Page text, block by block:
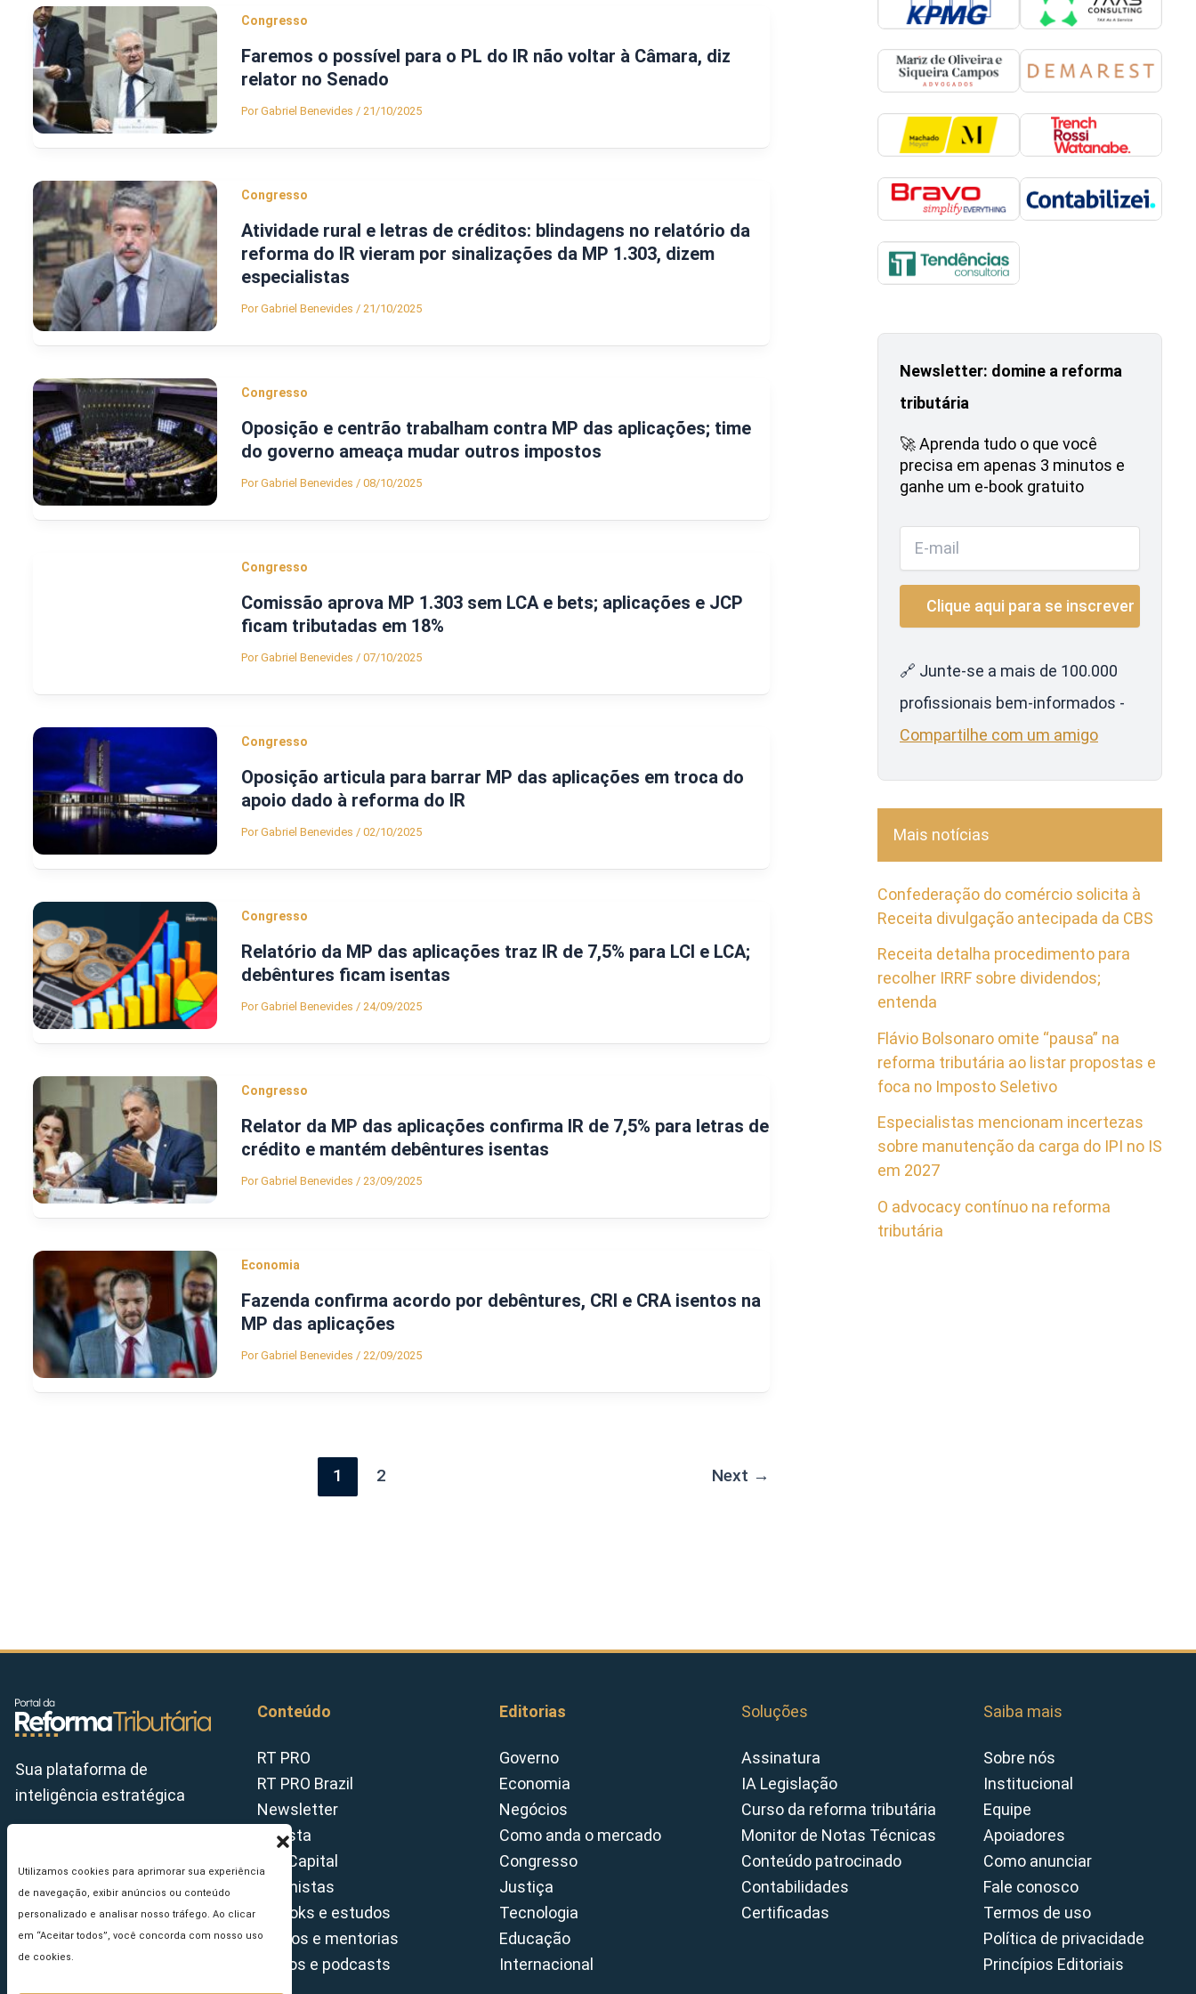
Utilizamos cookies para aprimorar sua experiência
de navegação, exibir anúncios ou conteúdo
personalizado e analisar nosso tráfego. Ao clicar
em “Aceitar todos”, você concorda com nosso uso
de cookies.
Congresso
Faremos o possível para o PL do IR não voltar à Câmara, diz
relator no Senado
PorGabriel Benevides / 21/10/2025
Congresso
Atividade rural e letras de créditos: blindagens no relatório da
reforma do IR vieram por sinalizações da MP 1.303, dizem
especialistas
PorGabriel Benevides / 21/10/2025
Congresso
Oposição e centrão trabalham contra MP das aplicações; time
do governo ameaça mudar outros impostos
PorGabriel Benevides / 08/10/2025
Congresso
Comissão aprova MP 1.303 sem LCA e bets; aplicações e JCP
ficam tributadas em 18%
PorGabriel Benevides / 07/10/2025
Congresso
Oposição articula para barrar MP das aplicações em troca do
apoio dado à reforma do IR
PorGabriel Benevides / 02/10/2025
Congresso
Relatório da MP das aplicações traz IR de 7,5% para LCI e LCA;
debêntures ficam isentas
PorGabriel Benevides / 24/09/2025
Congresso
Relator da MP das aplicações confirma IR de 7,5% para letras de
crédito e mantém debêntures isentas
PorGabriel Benevides / 23/09/2025
Economia
Fazenda confirma acordo por debêntures, CRI e CRA isentos na
MP das aplicações
PorGabriel Benevides / 22/09/2025
1 2 Next →
Newsletter: domine a reforma
tributária
🚀 Aprenda tudo o que você
precisa em apenas 3 minutos e
ganhe um e-book gratuito
🔗 Junte-se a mais de 100.000
profissionais bem-informados -
Compartilhe com um amigo
Mais notícias
Confederação do comércio solicita à
Receita divulgação antecipada da CBS
Receita detalha procedimento para
recolher IRRF sobre dividendos;
entenda
Flávio Bolsonaro omite “pausa” na
reforma tributária ao listar propostas e
foca no Imposto Seletivo
Especialistas mencionam incertezas
sobre manutenção da carga do IPI no IS
em 2027
O advocacy contínuo na reforma
tributária
Sua plataforma de
inteligência estratégica
Conteúdo
RT PRO
RT PRO Brazil
Newsletter
Revista
Tax Capital
Colunistas
E-books e estudos
Cursos e mentorias
Vídeos e podcasts
Editorias
Governo
Economia
Negócios
Como anda o mercado
Congresso
Justiça
Tecnologia
Educação
Internacional
Soluções
Assinatura
IA Legislação
Curso da reforma tributária
Monitor de Notas Técnicas
Conteúdo patrocinado
Contabilidades
Certificadas
Saiba mais
Sobre nós
Institucional
Equipe
Apoiadores
Como anunciar
Fale conosco
Termos de uso
Política de privacidade
Princípios Editoriais